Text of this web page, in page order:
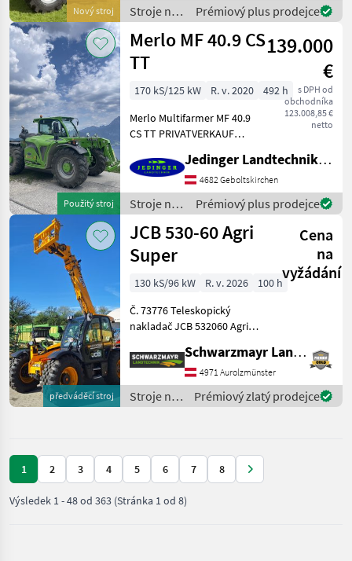
Nový stroj
Fahrantrieb el
Stroje na
stavbu /
Merlo
Prémiový plus prodejce
Použitý stroj
Merlo MF 40.9 CS
TT
139.000
€
s DPH od
obchodníka
123.008,85 €
netto
170 kS/125 kW R. v. 2020
492 h
Merlo Multifarmer MF 40.9
CS TT PRIVATVERKAUF
Baujahr 202, mit 492
Betriebsstunden Hubhöhe
8, 8m Hubkraft 4.000 kg FPT
Motor mit 4, 5l Hubrau
Jedinger Landtechnik GmbH
4682 Geboltskirchen
Stroje na
stavbu /
Merlo
Prémiový plus prodejce
předváděcí stroj
JCB 530-60 Agri
Super
Cena
na
vyžádání
130 kS/96 kW R. v. 2026
100 h
Č. 73776 Teleskopický
nakladač JCB 532060 Agri
0 tony - s výškou zdvihu 6, 0
metra - so 4-valcovým
motorom JCB Dieselmax
Common Rail (d
Schwarzmayr Landtechnik GmbH - Aurolzmünster
4971 Aurolzmünster
Stroje na
stavbu /
Prémiový zlatý prodejce
1 2 3 4 5 6 7 8
Výsledek 1-48od 363 (Stránka 1 od 8)